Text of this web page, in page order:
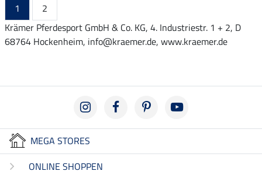
1
2
Krämer Pferdesport GmbH & Co. KG, 4. Industriestr. 1 + 2, D
68764 Hockenheim, info@kraemer.de, www.kraemer.de
MEGA STORES
ONLINE SHOPPEN